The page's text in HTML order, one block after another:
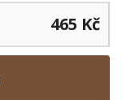
465 Kč